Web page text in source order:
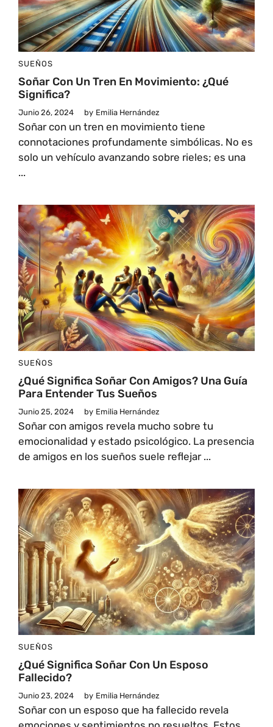
SUEÑOS
Soñar Con Un Tren En Movimiento: ¿Qué
Significa?
Junio 26, 2024 by Emilia Hernández
Soñar con un tren en movimiento tiene
connotaciones profundamente simbólicas. No es
solo un vehículo avanzando sobre rieles; es una
...
SUEÑOS
¿Qué Significa Soñar Con Amigos? Una Guía
Para Entender Tus Sueños
Junio 25, 2024 by Emilia Hernández
Soñar con amigos revela mucho sobre tu
emocionalidad y estado psicológico. La presencia
de amigos en los sueños suele reflejar ...
SUEÑOS
¿Qué Significa Soñar Con Un Esposo
Fallecido?
Junio 23, 2024 by Emilia Hernández
Soñar con un esposo que ha fallecido revela